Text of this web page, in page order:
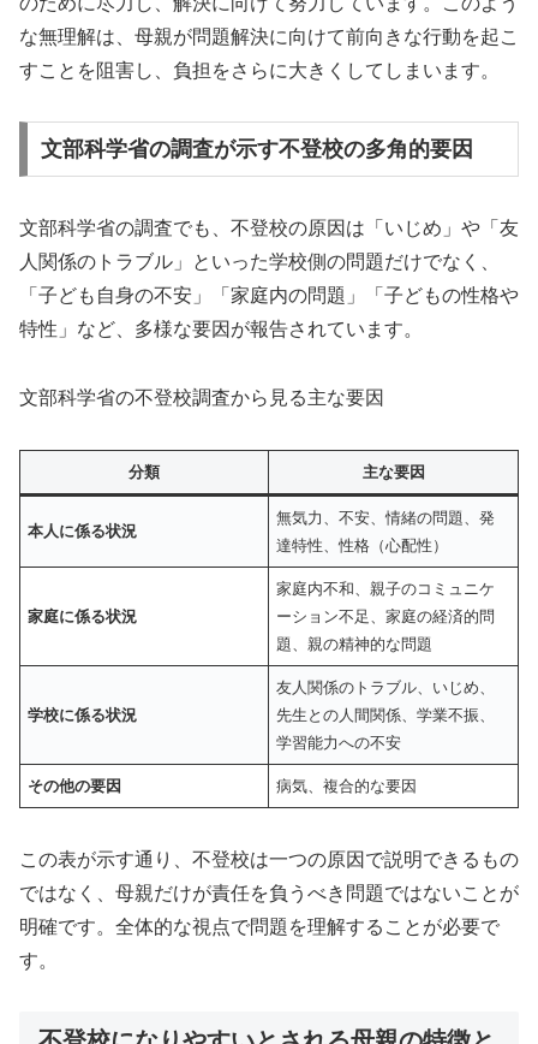
な無理解は、母親が問題解決に向けて前向きな行動を起こ
すことを阻害し、負担をさらに大きくしてしまいます。
文部科学省の調査が示す不登校の多角的要因
文部科学省の調査でも、不登校の原因は「いじめ」や「友
人関係のトラブル」といった学校側の問題だけでなく、
「子ども自身の不安」「家庭内の問題」「子どもの性格や
特性」など、多様な要因が報告されています。
文部科学省の不登校調査から見る主な要因
分類 主な要因
本人に係る状況
無気力、不安、情緒の問題、発
達特性、性格（心配性）
家庭に係る状況
家庭内不和、親子のコミュニケ
ーション不足、家庭の経済的問
題、親の精神的な問題
学校に係る状況
友人関係のトラブル、いじめ、
先生との人間関係、学業不振、
学習能力への不安
その他の要因 病気、複合的な要因
この表が示す通り、不登校は一つの原因で説明できるもの
ではなく、母親だけが責任を負うべき問題ではないことが
明確です。全体的な視点で問題を理解することが必要で
す。